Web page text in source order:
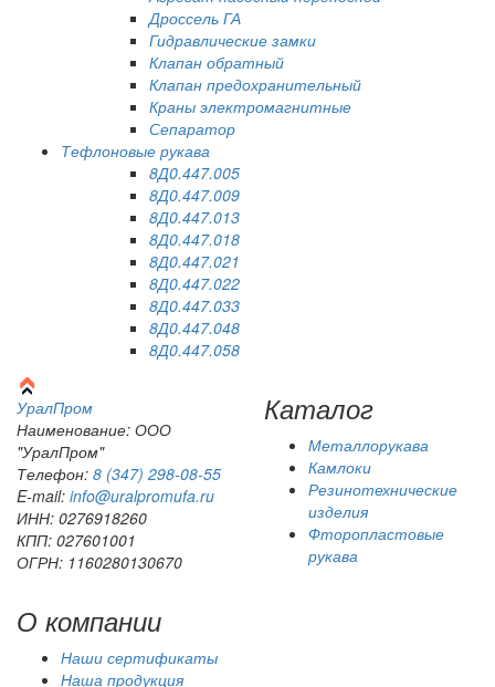
Дроссель ГА
Гидравлические замки
Клапан обратный
Клапан предохранительный
Краны электромагнитные
Сепаратор
Тефлоновые рукава
8Д0.447.005
8Д0.447.009
8Д0.447.013
8Д0.447.018
8Д0.447.021
8Д0.447.022
8Д0.447.033
8Д0.447.048
8Д0.447.058
УралПром
Наименование: ООО
"УралПром"
Телефон: 8 (347) 298‑08‑55
E-mail: info@uralpromufa.ru
ИНН: 0276918260
КПП: 027601001
ОГРН: 1160280130670
Каталог
Металлорукава
Камлоки
Резинотехнические
изделия
Фторопластовые
рукава
О компании
Наши сертификаты
Наша продукция